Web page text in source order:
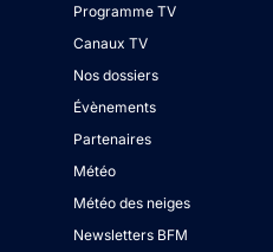
Programme TV
Canaux TV
Nos dossiers
Évènements
Partenaires
Météo
Météo des neiges
Newsletters BFM